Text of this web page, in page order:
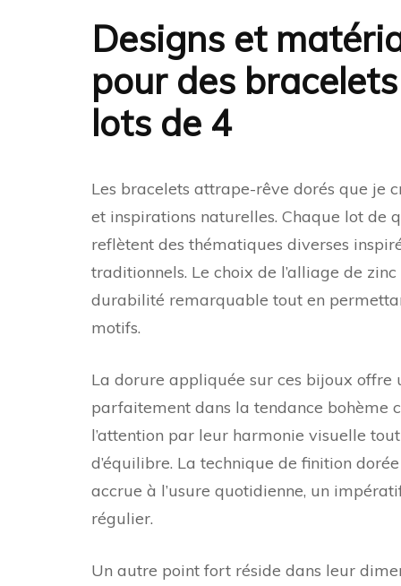
Designs et
pour des
lots de 4
Les bracelets attrape-rêve dorés que je
et inspirations naturelles. Chaque lot de
reflètent des thématiques diverses
traditionnels. Le choix de l’alliage de
durabilité remarquable tout en
motifs.
La dorure appliquée sur ces bijoux offre
parfaitement dans la tendance bohème
l’attention par leur harmonie visuelle
d’équilibre. La technique de finition
accrue à l’usure quotidienne, un
régulier.
Un autre point fort réside dans leur